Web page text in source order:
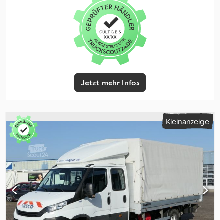
Rußfilter, Zentralverriegelung, Iveco Daily Pritsche 3,5t Doka
35S160 L3 ?AHK 3,5t? Inserat Nummer 4482 - LKW Zulassung
Fahrbar mit Führerscheinklasse B/BE - Maß Ladefläche Länge
3.700mm - Maß Ladefläche Breite 2.070mm - Zulässigesg
Gesamtgewicht 3.500Kg - Zulässiges Gesamtzuggewicht 7.000Kg
- Anhängelast 3.500Kg - Zuladund ca. 1.005Kg - COC vorhanden !!!
- Guter Pflegezustand !!! - Voll-LED-Scheinwerfer - Getriebe
Automatik - Hi-Matic (8-Stufen) - Verzurrösen Ladefläche -
Leiternträger - Kleine Staubox rechts und Links unterhalb Aufbau
- Geschwindigkeits-Begrenzeranlage 160 km/h - DAB (
Fahrer - Klimaautomatik - Tempomat - Android/ Apple CarPlay -
Rückfahrkamera Tüv und Service neu bei Übergabe !!! WEITERE
BILDER AUF UNSERER HOMEPAGE: FIN: ZCFC735B405444482
MwSt. ausweisbar ( 30.248 ¤ NETTO) - Finanzierung über
Santander/Bank11 ab 6,99% - Gebrauchtwagen Garantie für 12/24
Monate gegen Aufpreis möglich! Sonderausstattung: * Ablage im
Dachhimmel Fahrerhaus * Ablagefach auf Armaturentafel mit
USB-Anschluss und Induktionsladeschale * Anhängersteckdose
13-polig * Armaturentafel Komfort * Audiosystem: Digitales
Audiosystem (DAB) HI-Connect mit 7" Farbdisplay *
Jetzt mehr Infos
Kleinanzeige